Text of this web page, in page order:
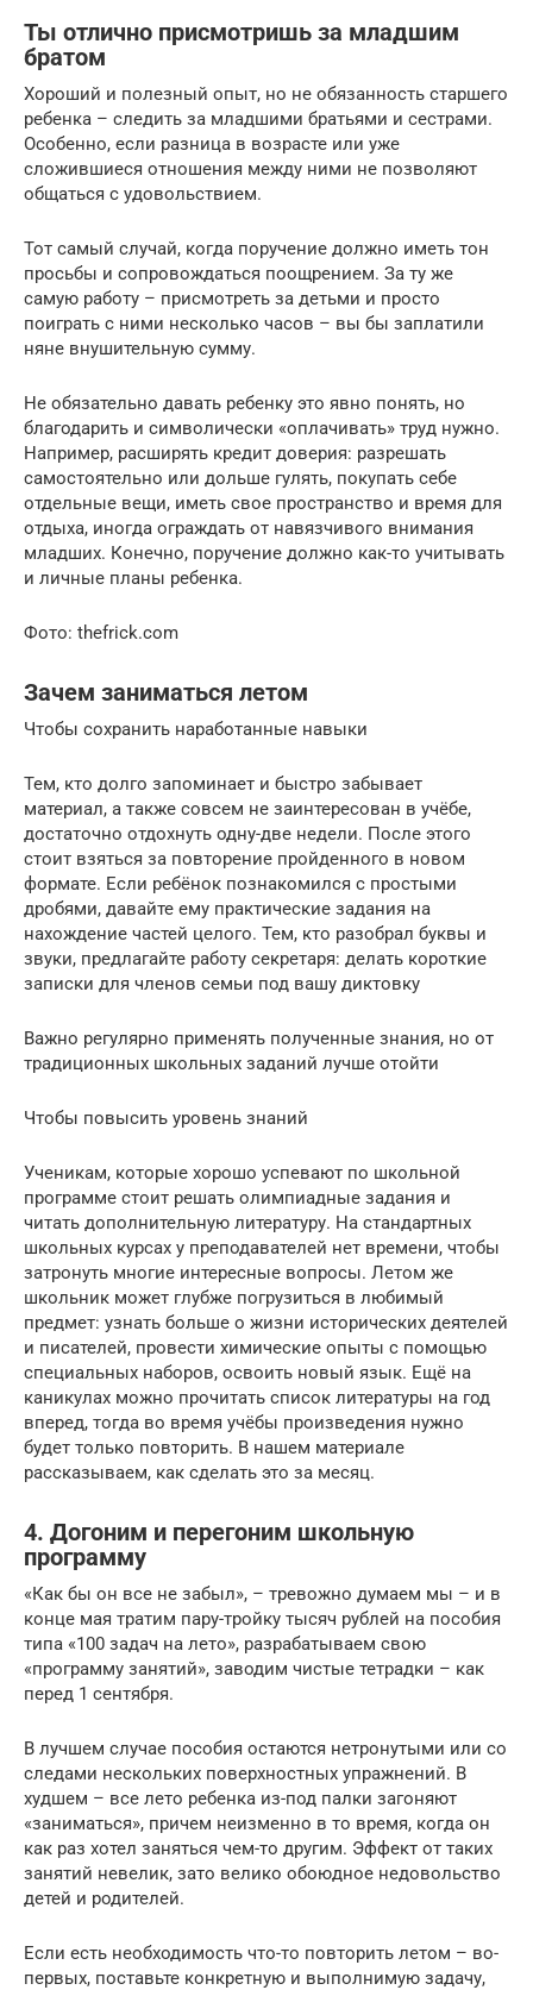
Ты отлично присмотришь за младшим
братом
Хороший и полезный опыт, но не обязанность старшего
ребенка – следить за младшими братьями и сестрами.
Особенно, если разница в возрасте или уже
сложившиеся отношения между ними не позволяют
общаться с удовольствием.
Тот самый случай, когда поручение должно иметь тон
просьбы и сопровождаться поощрением. За ту же
самую работу – присмотреть за детьми и просто
поиграть с ними несколько часов – вы бы заплатили
няне внушительную сумму.
Не обязательно давать ребенку это явно понять, но
благодарить и символически «оплачивать» труд нужно.
Например, расширять кредит доверия: разрешать
самостоятельно или дольше гулять, покупать себе
отдельные вещи, иметь свое пространство и время для
отдыха, иногда ограждать от навязчивого внимания
младших. Конечно, поручение должно как-то учитывать
и личные планы ребенка.
Фото: thefrick.com
Зачем заниматься летом
Чтобы сохранить наработанные навыки
Тем, кто долго запоминает и быстро забывает
материал, а также совсем не заинтересован в учёбе,
достаточно отдохнуть одну-две недели. После этого
стоит взяться за повторение пройденного в новом
формате. Если ребёнок познакомился с простыми
дробями, давайте ему практические задания на
нахождение частей целого. Тем, кто разобрал буквы и
звуки, предлагайте работу секретаря: делать короткие
записки для членов семьи под вашу диктовку
Важно регулярно применять полученные знания, но от
традиционных школьных заданий лучше отойти
Чтобы повысить уровень знаний
Ученикам, которые хорошо успевают по школьной
программе стоит решать олимпиадные задания и
читать дополнительную литературу. На стандартных
школьных курсах у преподавателей нет времени, чтобы
затронуть многие интересные вопросы. Летом же
школьник может глубже погрузиться в любимый
предмет: узнать больше о жизни исторических деятелей
и писателей, провести химические опыты с помощью
специальных наборов, освоить новый язык. Ещё на
каникулах можно прочитать список литературы на год
вперед, тогда во время учёбы произведения нужно
будет только повторить. В нашем материале
рассказываем, как сделать это за месяц.
4. Догоним и перегоним школьную
программу
«Как бы он все не забыл», – тревожно думаем мы – и в
конце мая тратим пару-тройку тысяч рублей на пособия
типа «100 задач на лето», разрабатываем свою
«программу занятий», заводим чистые тетрадки – как
перед 1 сентября.
В лучшем случае пособия остаются нетронутыми или со
следами нескольких поверхностных упражнений. В
худшем – все лето ребенка из-под палки загоняют
«заниматься», причем неизменно в то время, когда он
как раз хотел заняться чем-то другим. Эффект от таких
занятий невелик, зато велико обоюдное недовольство
детей и родителей.
Если есть необходимость что-то повторить летом – во-
первых, поставьте конкретную и выполнимую задачу,